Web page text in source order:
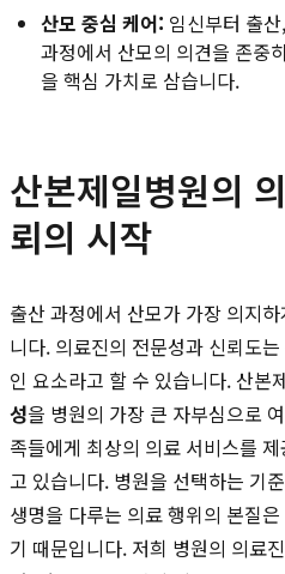
산모 중심 케어: 임신부터 출
과정에서 산모의 의견을 존중
을 핵심 가치로 삼습니다.
산본제일병원의
뢰의 시작
출산 과정에서 산모가 가장 의지
니다. 의료진의 전문성과 신뢰도
인 요소라고 할 수 있습니다. 산본
성을 병원의 가장 큰 자부심으로
족들에게 최상의 의료 서비스를
고 있습니다. 병원을 선택하는 기
생명을 다루는 의료 행위의 본질
기 때문입니다. 저희 병원의 의료